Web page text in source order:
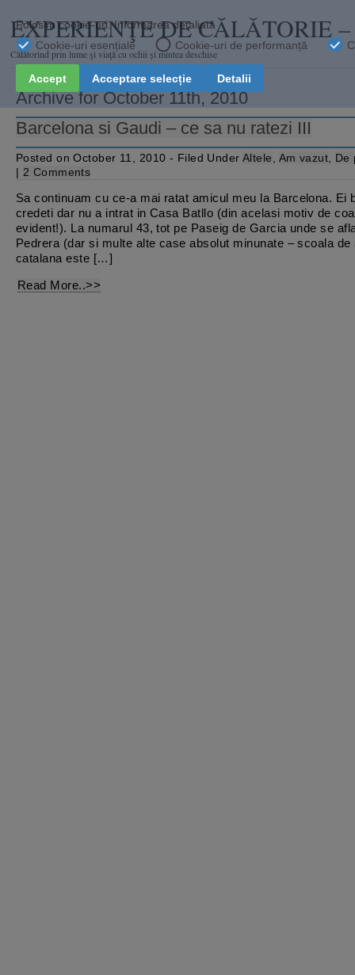
EXPERIENŢE DE CĂLĂTORIE
Călătorind prin lume şi viaţă cu ochii și mintea deschise
Archive for October 11th, 2010
Barcelona si Gaudi – ce sa nu ratezi III
Posted on October 11, 2010 - Filed UnderAltele Am vazut
De
| 2 Comments
Sa continuam cu ce-a mai ratat amicul meu la Barcelona. Ei
credeti dar nu a intrat in Casa Batllo (din acelasi motiv de
evident!). La numarul 43, tot pe Paseig de Garcia unde se
Pedrera (dar si multe alte case absolut minunate – scoala de
catalana este […]
Read More..>>